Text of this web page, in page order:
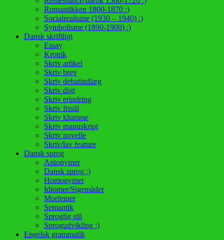
Romantikken 1800-1870 :)
Socialrealisme (1930 – 1940) :)
Symbolisme (1890-1900) :)
Dansk skriftligt
Essay
Kronik
Skriv artikel
Skriv brev
Skriv debatindlæg
Skriv digt
Skriv erindring
Skriv fristil
Skriv klumme
Skriv manuskript
Skriv novelle
Skriv/lav feature
Dansk sprog
Antonymer
Dansk sprog :)
Homonymer
Idiomer/Sigemåder
Morfemer
Semantik
Sproglig stil
Sprogudvikling :)
Engelsk grammatik